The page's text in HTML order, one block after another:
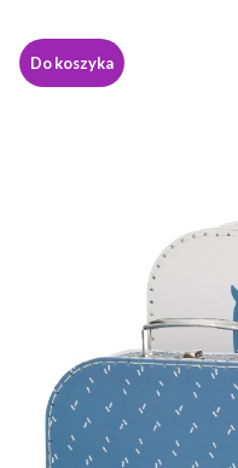
Do koszyka